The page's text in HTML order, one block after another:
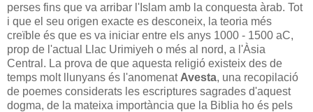
perses fins que va arribar l'Islam amb la conquesta àrab. Tot
i que el seu origen exacte es desconeix, la teoria més
creïble és que es va iniciar entre els anys 1000 - 1500 aC,
prop de l'actual Llac Urimiyeh o més al nord, a l'Àsia
Central. La prova de que aquesta religió existeix des de
temps molt llunyans és l'anomenat Avesta, una recopilació
de poemes considerats les escriptures sagrades d'aquest
dogma, de la mateixa importància que la Biblia ho és pels